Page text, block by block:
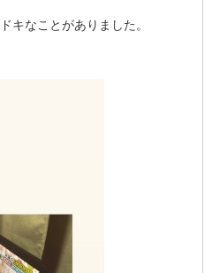
キなことがありました。